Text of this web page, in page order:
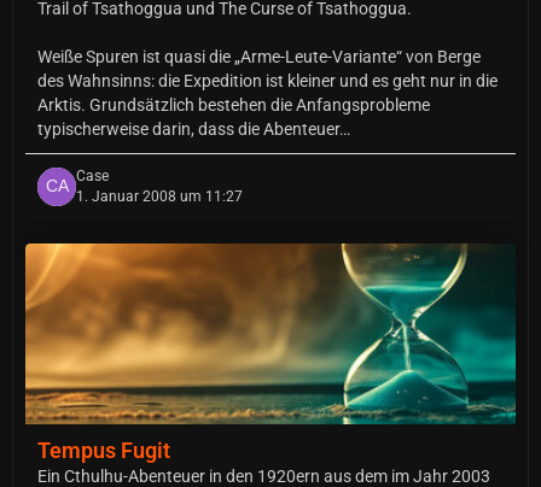
Trail of Tsathoggua und The Curse of Tsathoggua.
Weiße Spuren ist quasi die „Arme-Leute-Variante“ von Berge
des Wahnsinns: die Expedition ist kleiner und es geht nur in die
Arktis. Grundsätzlich bestehen die Anfangsprobleme
typischerweise darin, dass die Abenteuer…
Case
1. Januar 2008 um 11:27
Tempus Fugit
Ein Cthulhu-Abenteuer in den 1920ern aus dem im Jahr 2003